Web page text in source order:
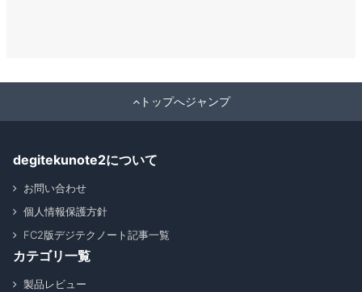
トップへジャンプ
degitekunote2について
お問い合わせ
個人情報保護方針
FC2版デジテクノート記事一覧
カテゴリ一覧
製品レビュー